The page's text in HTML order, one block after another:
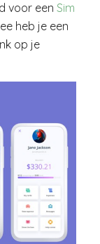
voor een Sim
heb je een
op je